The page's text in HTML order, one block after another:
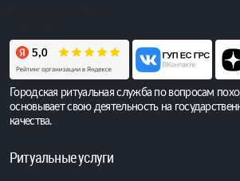
Городская ритуальная служба по вопросам
основывает свою деятельность на
качества.
Ритуальные услуги